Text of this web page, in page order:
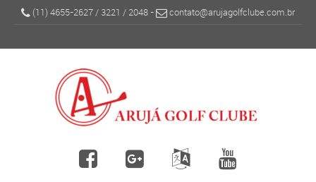
(11) 4655-2627/ 3221 / 2048- contato@arujagolfclube.com.br